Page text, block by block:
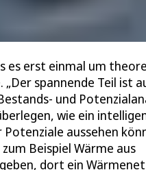
es erst einmal um
„Der spannende Teil ist
und
wie ein
Potenziale aussehen
Beispiel Wärme aus
dort ein